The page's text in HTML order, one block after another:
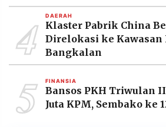
4 DAERAH
Klaster Pabrik China
Direlokasi ke Kawasan
Bangkalan
5 FINANSIA
Bansos PKH Triwulan
Juta KPM, Sembako ke